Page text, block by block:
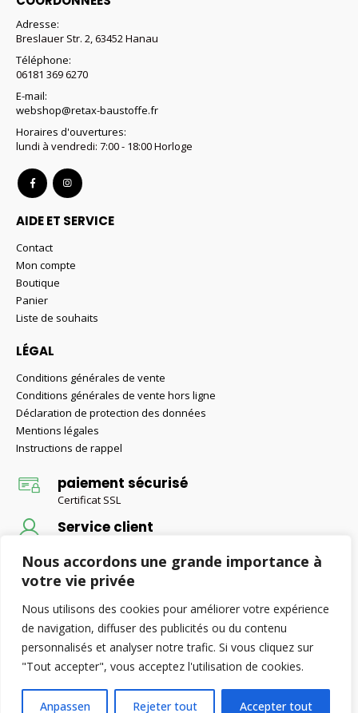
Nous accordons une grande importance à
votre vie privée
Nous utilisons des cookies pour améliorer votre expérience
de navigation, diffuser des publicités ou du contenu
personnalisés et analyser notre trafic. Si vous cliquez sur
"Tout accepter", vous acceptez l'utilisation de cookies.
Anpassen Rejeter tout Accepter tout
produit
Adresse:
Breslauer Str. 2, 63452 Hanau
Téléphone:
06181 369 6270
E-mail:
webshop@retax-baustoffe.fr
Horaires d'ouvertures:
lundi à vendredi: 7:00 - 18:00 Horloge
AIDE ET SERVICE
Contact
Mon compte
Boutique
Panier
Liste de souhaits
LÉGAL
Conditions générales de vente
Conditions générales de vente hors ligne
Déclaration de protection des données
Mentions légales
Instructions de rappel
paiement sécurisé
Certificat SSL
Service client
Livraison gratuite
Livraison gratuite pour les commandes supérieures à 50 €
© Retax-Baustoffe 2022. Alle Rechte vorbehalten.